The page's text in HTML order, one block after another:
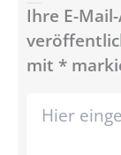
Ihre E-
mit *
eingeben…